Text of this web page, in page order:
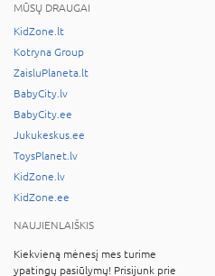
MŪSŲ DRAUGAI
KidZone.lt
Kotryna Group
ZaisluPlaneta.lt
BabyCity.lv
BabyCity.ee
Jukukeskus.ee
ToysPlanet.lv
KidZone.lv
KidZone.ee
NAUJIENLAIŠKIS
Kiekvieną mėnesį mes turime
ypatingų pasiūlymų! Prisijunk prie